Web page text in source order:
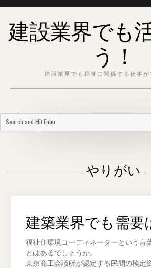
content建設業界でも
う！
建設業界でも福祉に関係する仕事が
やりがい
建築業界でも需要
福祉住環境コーディネーターという言
とはあるでしょうか。
東京商工会議所が認定する民間の検定